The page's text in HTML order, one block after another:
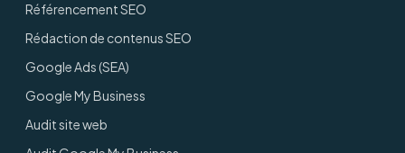
Référencement SEO
Rédaction de contenus SEO
Google Ads (SEA)
Google My Business
Audit site web